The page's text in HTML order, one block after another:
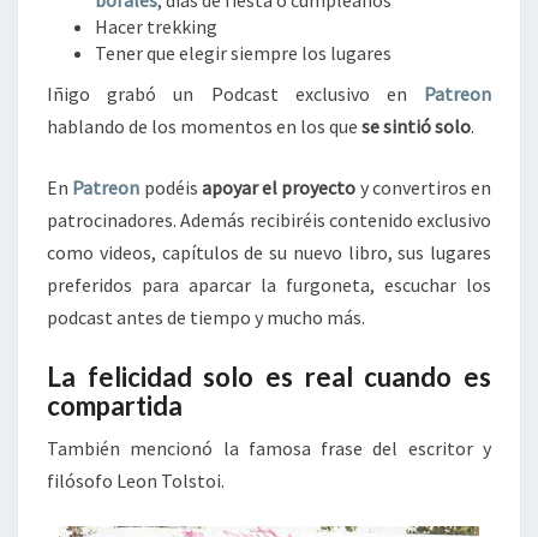
Hacer trekking
Tener que elegir siempre los lugares
Iñigo grabó un Podcast exclusivo en Patreon
hablando de los momentos en los que se sintió solo.
En Patreon podéis apoyar el proyecto y convertiros en
patrocinadores. Además recibiréis contenido exclusivo
como videos, capítulos de su nuevo libro, sus lugares
preferidos para aparcar la furgoneta, escuchar los
podcast antes de tiempo y mucho más.
La felicidad solo es real cuando es
compartida
También mencionó la famosa frase del escritor y
filósofo Leon Tolstoi.